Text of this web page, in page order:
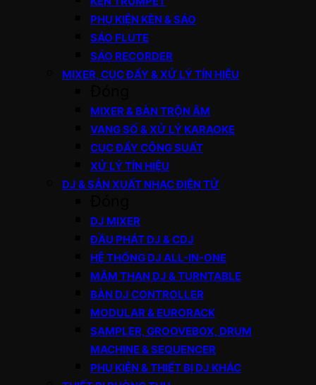
PHỤ KIỆN KÈN & SÁO
SÁO FLUTE
SÁO RECORDER
MIXER, CỤC ĐẨY & XỬ LÝ TÍN HIỆU
MIXER & BÀN TRỘN ÂM
VANG SỐ & XỬ LÝ KARAOKE
CỤC ĐẨY CÔNG SUẤT
XỬ LÝ TÍN HIỆU
DJ & SẢN XUẤT NHẠC ĐIỆN TỬ
DJ MIXER
ĐẦU PHÁT DJ & CDJ
HỆ THỐNG DJ ALL-IN-ONE
MÂM THAN DJ & TURNTABLE
BÀN DJ CONTROLLER
MODULAR & EURORACK
SAMPLER, GROOVEBOX, DRUM
MACHINE & SEQUENCER
PHỤ KIỆN & THIẾT BỊ DJ KHÁC